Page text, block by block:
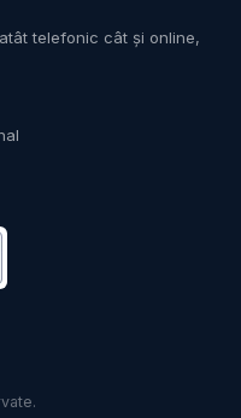
telefonic cât și online,